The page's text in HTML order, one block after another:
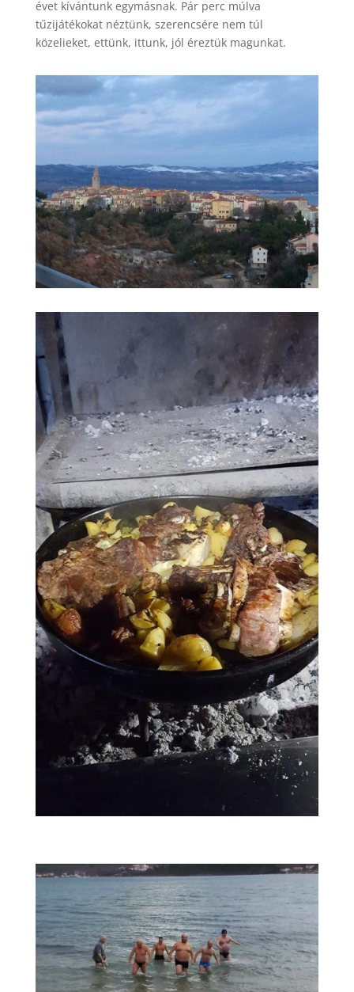
évet kívántunk egymásnak. Pár perc múlva
tűzijátékokat néztünk, szerencsére nem túl
közelieket, ettünk, ittunk, jól éreztük magunkat.